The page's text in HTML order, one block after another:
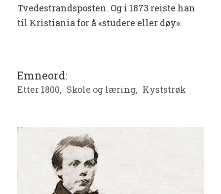
Tvedestrandsposten. Og i 1873 reiste han
til Kristiania for å «studere eller døy».
Emneord:
Etter 1800, Skole og læring, Kyststrøk